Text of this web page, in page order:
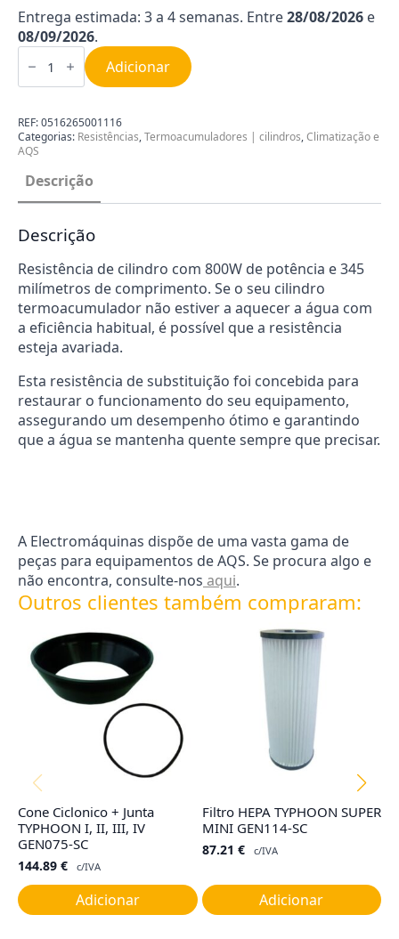
Entrega estimada: 3 a 4 semanas. Entre28/08/2026 e
08/09/2026.
Quantidade
de
cilindro
CRNI
345mm
Adicionar
REF:0516265001116
Categorias: Resistências,Termoacumuladores | cilindros,Climatização e
AQS
Descrição
Descrição
Resistência de cilindro com 800W de potência e 345
milímetros de comprimento. Se o seu cilindro
termoacumulador não estiver a aquecer a água com
a eficiência habitual, é possível que a resistência
esteja avariada.
Esta resistência de substituição foi concebida para
restaurar o funcionamento do seu equipamento,
assegurando um desempenho ótimo e garantindo
que a água se mantenha quente sempre que precisar.
A Electromáquinas dispõe de uma vasta gama de
peças para equipamentos de AQS. Se procura algo e
não encontra, consulte-nos aqui.
Outros clientes também compraram:
Cone Ciclonico + Junta
TYPHOON I, II, III, IV
GEN075-SC
144.89 € c/IVA
Adicionar
Filtro HEPA TYPHOON SUPER
MINI GEN114-SC
87.21 € c/IVA
Adicionar